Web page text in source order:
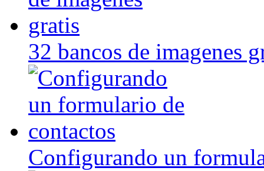
32 bancos de imagenes
Configurando un